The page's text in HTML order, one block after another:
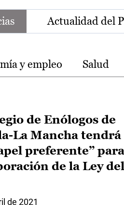
Actualidad del
y empleo Salud
de Enólogos de
La Mancha tendrá
preferente” para
de la Ley del
de 2021